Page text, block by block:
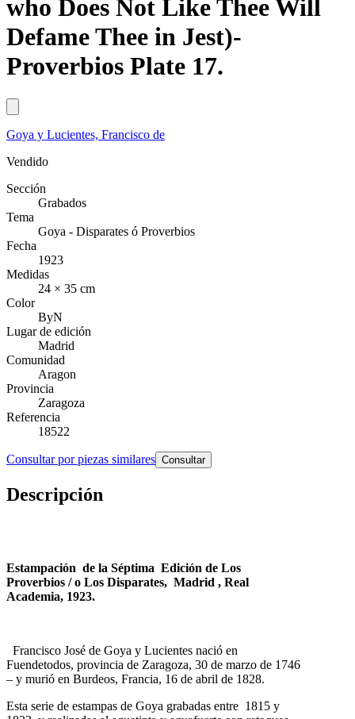
who Does Not Like Thee Will
Defame Thee in Jest)-
Proverbios Plate 17.
Goya y Lucientes, Francisco de
Vendido
Sección
Grabados
Tema
Goya - Disparates ó Proverbios
Fecha
1923
Medidas
24 × 35 cm
Color
ByN
Lugar de edición
Madrid
Comunidad
Aragon
Provincia
Zaragoza
Referencia
18522
Consultar por piezas similares Consultar
Descripción
Estampación de la Séptima Edición de Los
Proverbios / o Los Disparates, Madrid , Real
Academia, 1923.
Francisco José de Goya y Lucientes nació en
Fuendetodos, provincia de Zaragoza, 30 de marzo de 1746
– y murió en Burdeos, Francia, 16 de abril de 1828.
Esta serie de estampas de Goya grabadas entre 1815 y